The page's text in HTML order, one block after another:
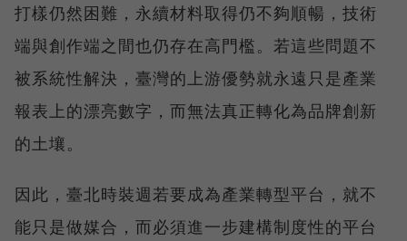
打樣仍然困難，永續材料取得仍不夠順暢，技術
端與創作端之間也仍存在高門檻。若這些問題不
被系統性解決，臺灣的上游優勢就永遠只是產業
報表上的漂亮數字，而無法真正轉化為品牌創新
的土壤。
因此，臺北時裝週若要成為產業轉型平台，就不
能只是做媒合，而必須進一步建構制度性的平台